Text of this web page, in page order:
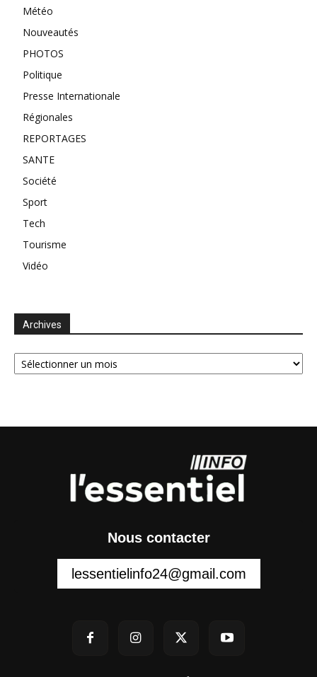
Météo
Nouveautés
PHOTOS
Politique
Presse Internationale
Régionales
REPORTAGES
SANTE
Société
Sport
Tech
Tourisme
Vidéo
Archives
Archives
Nous contacter
lessentielinfo24@gmail.com